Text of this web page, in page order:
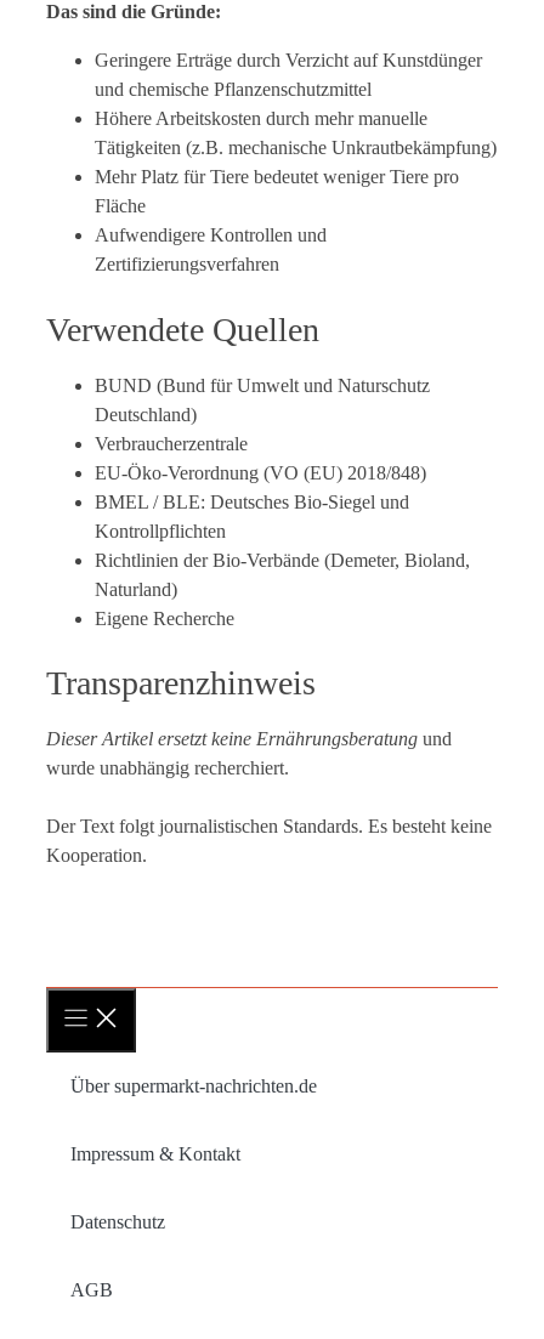
Das sind die Gründe:
Geringere Erträge durch Verzicht auf Kunstdünger
und chemische Pflanzenschutzmittel
Höhere Arbeitskosten durch mehr manuelle
Tätigkeiten (z.B. mechanische Unkrautbekämpfung)
Mehr Platz für Tiere bedeutet weniger Tiere pro
Fläche
Aufwendigere Kontrollen und
Zertifizierungsverfahren
Verwendete Quellen
BUND (Bund für Umwelt und Naturschutz
Deutschland)
Verbraucherzentrale
EU-Öko-Verordnung (VO (EU) 2018/848)
BMEL / BLE: Deutsches Bio-Siegel und
Kontrollpflichten
Richtlinien der Bio-Verbände (Demeter, Bioland,
Naturland)
Eigene Recherche
Transparenzhinweis
Dieser Artikel ersetzt keine Ernährungsberatung und
wurde unabhängig recherchiert.
Der Text folgt journalistischen Standards. Es besteht keine
Kooperation.
Über supermarkt-nachrichten.de
Impressum & Kontakt
Datenschutz
AGB